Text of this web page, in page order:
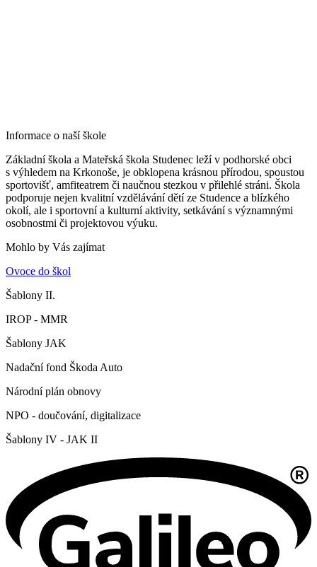
Informace o naší škole
Základní škola a Mateřská škola Studenec leží v podhorské obci
s výhledem na Krkonoše, je obklopena krásnou přírodou, spoustou
sportovišť, amfiteatrem či naučnou stezkou v přilehlé stráni. Škola
podporuje nejen kvalitní vzdělávání dětí ze Studence a blízkého
okolí, ale i sportovní a kulturní aktivity, setkávání s významnými
osobnostmi či projektovou výuku.
Mohlo by Vás zajímat
Ovoce do škol
Šablony II.
IROP - MMR
Šablony JAK
Nadační fond Škoda Auto
Národní plán obnovy
NPO - doučování, digitalizace
Šablony IV - JAK II